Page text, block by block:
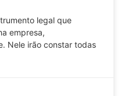
legal que
empresa,
Nele irão constar todas